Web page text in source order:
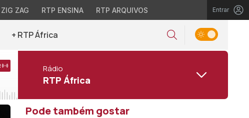
ZAG RTP ENSINA RTP ARQUIVOS Entrar
+ RTP África
Rádio
RTP África
Pode também gostar